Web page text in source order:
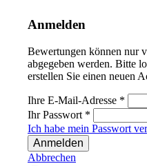
Anmelden
Bewertungen können nur
abgegeben werden. Bitte
erstellen Sie einen neuen
Ihre E-Mail-Adresse *
Ihr Passwort *
Ich habe mein Passwort
Anmelden
Abbrechen